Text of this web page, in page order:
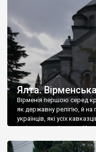
А потім було Хрещення
Ялта.
Вірменія першою серед
як державну релігію, й на
українців, які усіх
є відданими вірянами